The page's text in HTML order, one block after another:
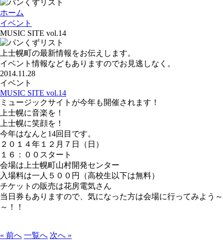
ホーム
イベント
MUSIC SITE vol.14
上士幌町の最新情報をお伝えします。
イベント情報などもありますのでお見逃しなく。
2014.11.28
イベント
MUSIC SITE vol.14
ミュージックサイトが今年も開催されます！
上士幌に音楽を！
上士幌に笑顔を！
今年はなんと14回目です。
２０１４年１２月７日（日）
１６：００スタート
会場は上士幌町山村開発センター
入場料は一人５００円（高校生以下は無料）
チケットの販売は花房電気さん
当日券もありますので、気になった方は会場に行ってみよう～
～！！
« 前へ 一覧へ 次へ »